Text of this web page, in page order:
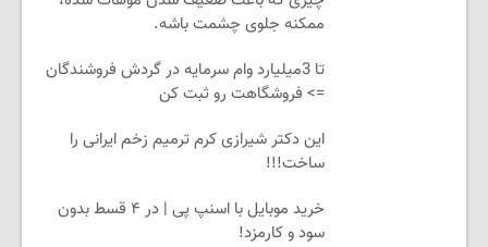
ممکنه جلوی چشمت باشه.
تا 3میلیارد وام سرمایه در گردش فروشندگان
=> فروشگاهت رو ثبت کن
این دکتر شیرازی کرم ترمیم زخم ایرانی را
ساخت!!!
خرید موبایل با اسنپ پی | در ۴ قسط بدون
سود و کارمزد!